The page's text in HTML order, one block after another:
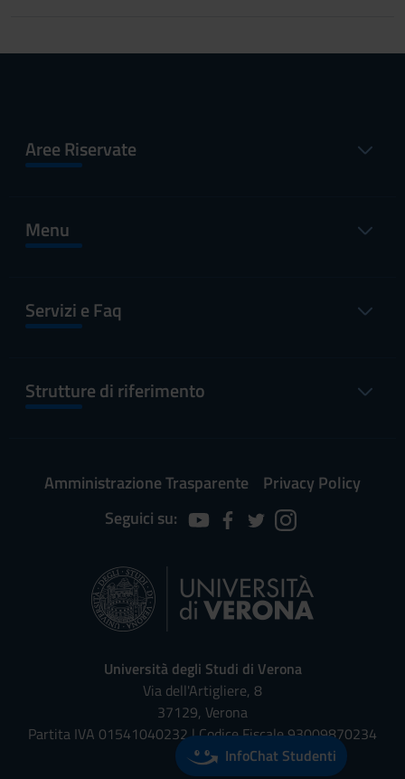
Aree Riservate
Menu
Servizi e Faq
Strutture di riferimento
Amministrazione Trasparente
Privacy Policy
Seguici su:
Università degli Studi di Verona
Via dell'Artigliere, 8
37129, Verona
Partita IVA 01541040232 | Codice Fiscale 93009870234
InfoChat Studenti